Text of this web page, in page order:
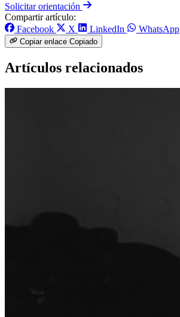
Solicitar orientación
Compartir artículo:
Facebook
X LinkedIn WhatsApp
Copiar enlace Copiado
Artículos relacionados